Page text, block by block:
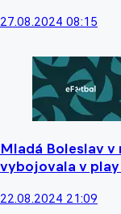
27.08.2024 08:15
Mladá Boleslav
vybojovala v
22.08.2024 21:09